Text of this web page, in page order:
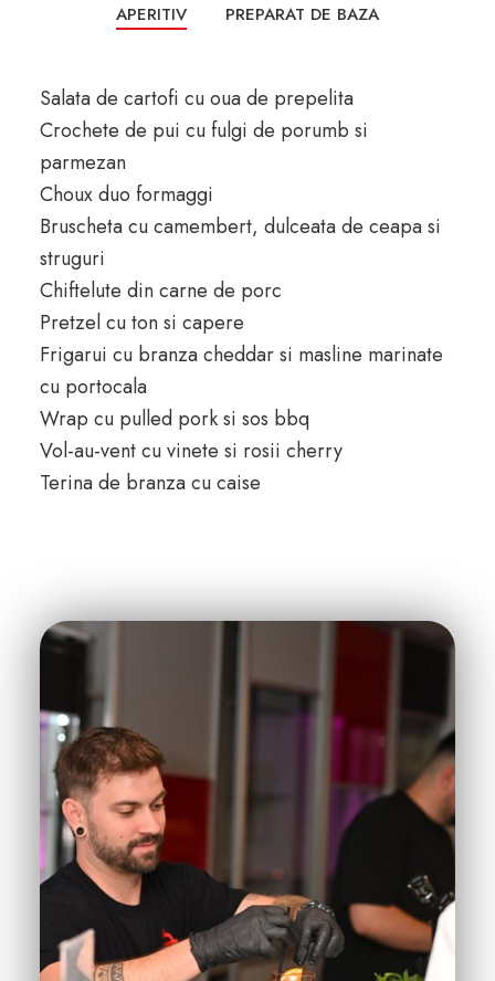
APERITIV PREPARAT DE BAZA
Salata de cartofi cu oua de prepelita
Crochete de pui cu fulgi de porumb si
parmezan
Choux duo formaggi
Bruscheta cu camembert, dulceata de ceapa si
struguri
Chiftelute din carne de porc
Pretzel cu ton si capere
Frigarui cu branza cheddar si masline marinate
cu portocala
Wrap cu pulled pork si sos bbq
Vol-au-vent cu vinete si rosii cherry
Terina de branza cu caise